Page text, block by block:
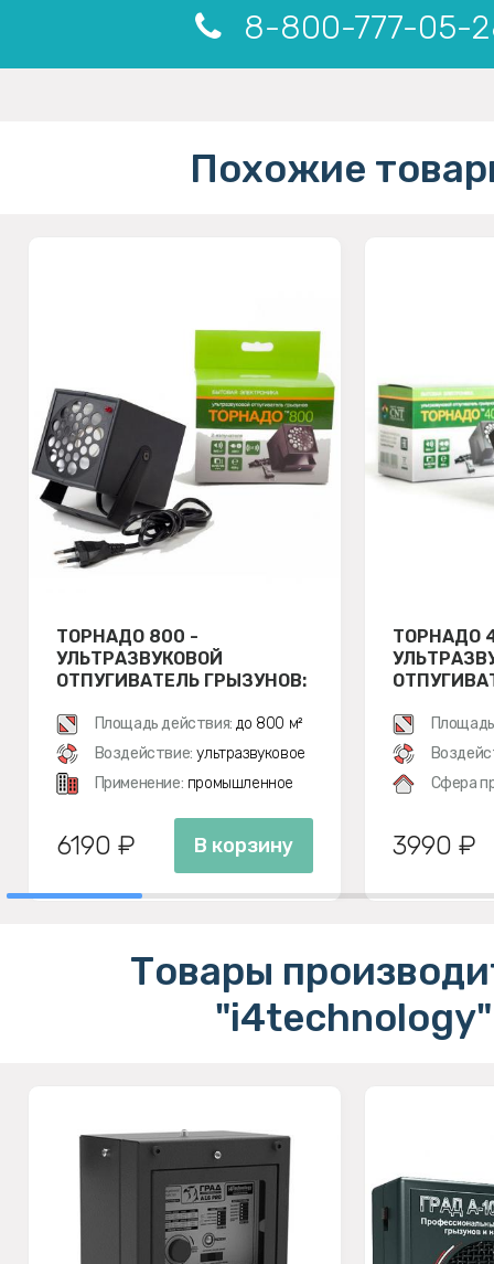
8-800-777-05-
Похожие
ТОРНАДО 800 -
УЛЬТРАЗВУКОВОЙ
ОТПУГИВАТЕЛЬ ГРЫЗУНОВ:
Площадь действия: до 800 м²
Воздействие: ультразвуковое
Применение: промышленное
6190 ₽ В корзину
ТОРНАДО
Сфера
3990 ₽
Товары
"i4technology"